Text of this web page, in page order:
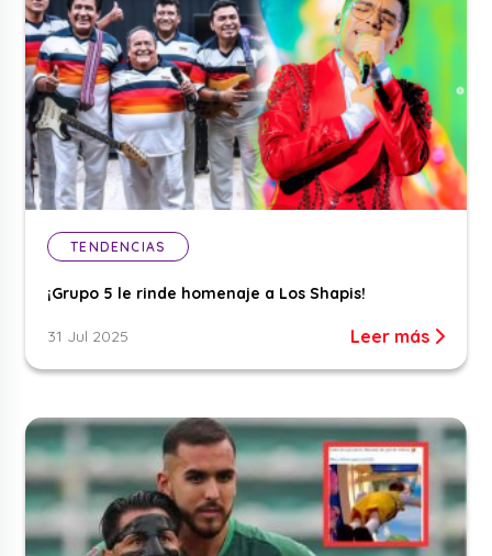
TENDENCIAS
¡Grupo 5 le rinde homenaje a Los Shapis!
31 Jul 2025 Leer más